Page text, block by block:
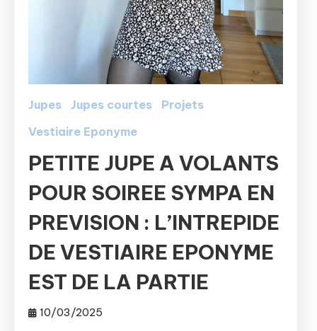
Jupes Jupes courtes
Projets
Vestiaire Eponyme
PETITE JUPE A VOLANTS
POUR SOIREE SYMPA EN
PREVISION : L’INTREPIDE
DE VESTIAIRE EPONYME
EST DE LA PARTIE
10/03/2025